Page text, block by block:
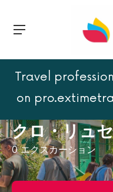
Travel
on
トップページ
クロ・リュセ
クロ・リュセ
0 エクスカーション